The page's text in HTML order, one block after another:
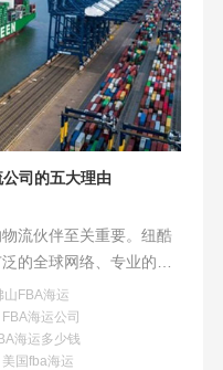
司的五大理由
流伙伴至关重要。纽酷
的全球网络、专业的物
技术创新，为商家提供
，就是选择了一个可靠
、货通全球。
山FBA海运
FBA海运公司
海运多少钱
美国fba海运